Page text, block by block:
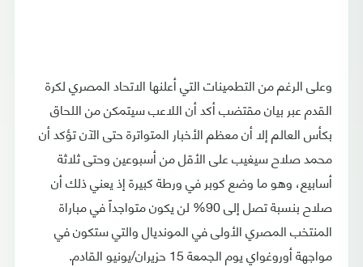
وعلى الرغم من التطمينات التي أعلنها الاتحاد المصري لكرة
القدم عبر بيان مقتضب أكد أن اللاعب سيتمكن من اللحاق
بكأس العالم إلا أن معظم الأخبار المتواترة حتى الآن تؤكد أن
محمد صلاح سيغيب على الأقل من أسبوعين وحتى ثلاثة
أسابيع، وهو ما وضع كوبر في ورطة كبيرة إذ يعني ذلك أن
صلاح بنسبة تصل إلى 90% لن يكون متواجداً في مباراة
المنتخب المصري الأولى في المونديال والتي ستكون في
مواجهة أوروغواي يوم الجمعة 15 حزيران/يونيو القادم.